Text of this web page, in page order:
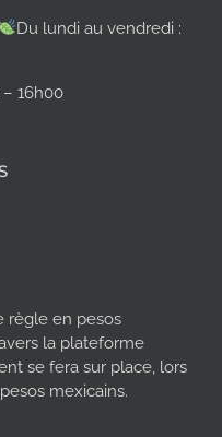
Du lundi au vendredi :
16h00
règle en pesos
la plateforme
se fera sur place, lors
mexicains.